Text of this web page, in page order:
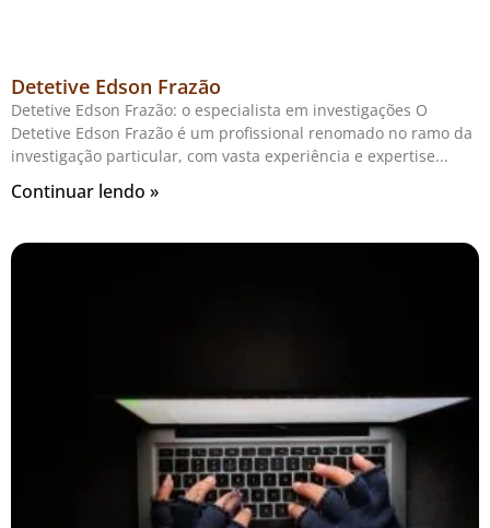
Detetive Edson Frazão
Detetive Edson Frazão: o especialista em investigações O
Detetive Edson Frazão é um profissional renomado no ramo da
investigação particular, com vasta experiência e expertise
Continuar lendo »